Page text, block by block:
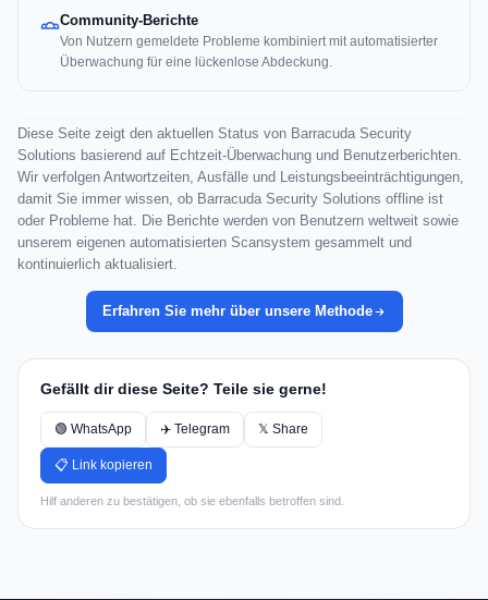
Community-Berichte
Von Nutzern gemeldete Probleme kombiniert mit automatisierter
Überwachung für eine lückenlose Abdeckung.
Diese Seite zeigt den aktuellen Status von Barracuda Security
Solutions basierend auf Echtzeit-Überwachung und Benutzerberichten.
Wir verfolgen Antwortzeiten, Ausfälle und Leistungsbeeinträchtigungen,
damit Sie immer wissen, ob Barracuda Security Solutions offline ist
oder Probleme hat. Die Berichte werden von Benutzern weltweit sowie
unserem eigenen automatisierten Scansystem gesammelt und
kontinuierlich aktualisiert.
Erfahren Sie mehr über unsere Methode
Gefällt dir diese Seite? Teile sie gerne!
🟢 WhatsApp ✈️ Telegram 𝕏 Share
📋 Link kopieren
Hilf anderen zu bestätigen, ob sie ebenfalls betroffen sind.